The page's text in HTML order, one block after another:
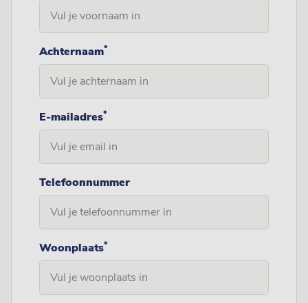
Achternaam*
E-mailadres*
Telefoonnummer
Woonplaats*